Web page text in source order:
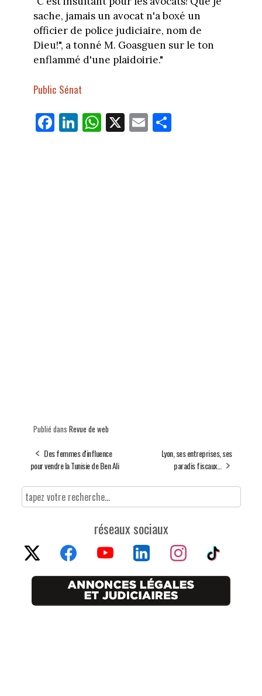
sache, jamais un avocat n'a boxé un
officier de police judiciaire, nom de
Dieu!", a tonné M. Goasguen sur le ton
enflammé d'une plaidoirie."
Public Sénat
Fa
ce
Li
nk
W
ha
X E
m
Pa
Publié dans Revue de web
Des femmes d'influence
pour vendre la Tunisie de Ben Ali
Lyon, ses entreprises, ses
paradis fiscaux…
réseaux sociaux